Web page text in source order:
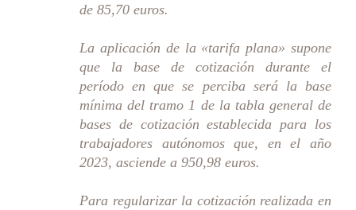
de 85,70 euros.
La aplicación de la «tarifa plana» supone
que la base de cotización durante el
período en que se perciba será la base
mínima del tramo 1 de la tabla general de
bases de cotización establecida para los
trabajadores autónomos que, en el año
2023, asciende a 950,98 euros.
Para regularizar la cotización realizada en